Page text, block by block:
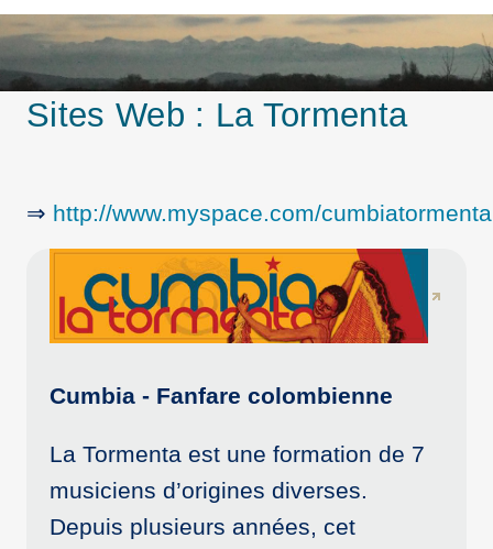
Sites Web : La Tormenta
⇒ http://www.myspace.com/cumbiatormenta
Cumbia - Fanfare colombienne
La Tormenta est une formation de 7
musiciens d’origines diverses.
Depuis plusieurs années, cet